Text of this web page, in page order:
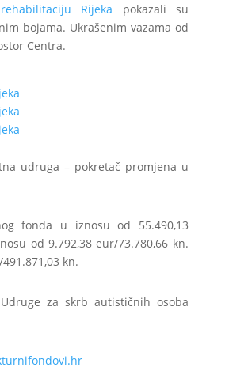
Rijeka pokazali su
bojama. Ukrašenim vazama od
Centra.
udruga – pokretač promjena u
fonda u iznosu od 55.490,13
od 9.792,38 eur/73.780,66 kn.
kn.
za skrb autističnih osoba